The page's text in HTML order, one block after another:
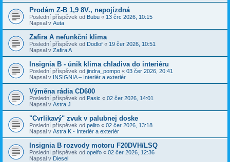
Prodám Z-B 1,9 8V., nepojízdná
Poslední příspěvek od Bubu « 13 črc 2026, 10:15
Napsal v Auta
Zafira A nefunkční klima
Poslední příspěvek od Dodlof « 19 čer 2026, 10:51
Napsal v Zafira A
Insignia B - únik klima chladiva do interiéru
Poslední příspěvek od jindra_pompo « 03 čer 2026, 20:41
Napsal v INSIGNIA – Interiér a exteriér
Výměna rádia CD600
Poslední příspěvek od Pasic « 02 čer 2026, 14:01
Napsal v Astra J
"Cvrlikavý" zvuk v palubnej doske
Poslední příspěvek od pelito « 02 čer 2026, 13:18
Napsal v Astra K - Interiér a exteriér
Insignia B rozvody motoru F20DVH/LSQ
Poslední příspěvek od opelfo « 02 čer 2026, 12:36
Napsal v Diesel